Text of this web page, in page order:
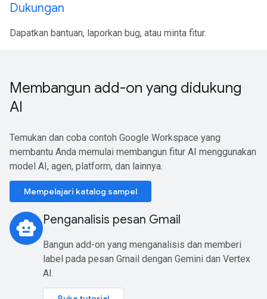
Dukungan
Dapatkan bantuan, laporkan bug, atau minta fitur.
Membangun add-on yang didukung
AI
Temukan dan coba contoh Google Workspace yang
membantu Anda memulai membangun fitur AI menggunakan
model AI, agen, platform, dan lainnya.
Mempelajari katalog sampel
smart_toy Penganalisis pesan Gmail
Bangun add-on yang menganalisis dan memberi
label pada pesan Gmail dengan Gemini dan Vertex
AI.